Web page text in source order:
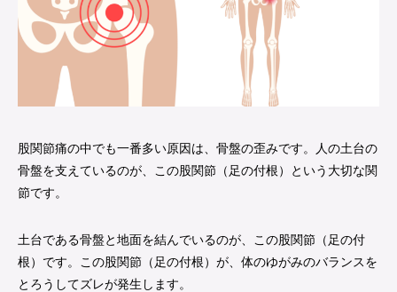
股関節痛の中でも一番多い原因は、骨盤の歪みです。人の土台の
骨盤を支えているのが、この股関節（足の付根）という大切な関
節です。
土台である骨盤と地面を結んでいるのが、この股関節（足の付
根）です。この股関節（足の付根）が、体のゆがみのバランスを
とろうしてズレが発生します。